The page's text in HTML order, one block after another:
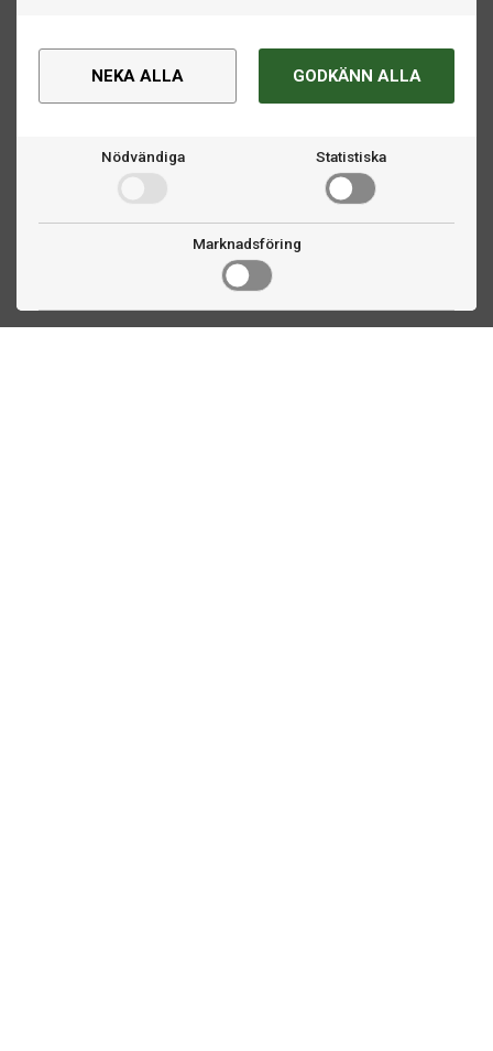
NEKA ALLA GODKÄNN ALLA
Nödvändiga Statistiska
Marknadsföring